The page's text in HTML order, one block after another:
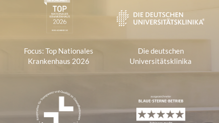
Focus: Top Nationales
Krankenhaus 2026
Die deutschen
Universitätsklinika